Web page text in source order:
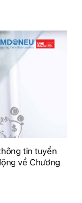
tin tuyển
về Chương